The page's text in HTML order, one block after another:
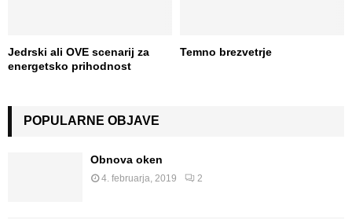
Jedrski ali OVE scenarij za
energetsko prihodnost
Temno brezvetrje
POPULARNE OBJAVE
Obnova oken
4. februarja, 2019 2